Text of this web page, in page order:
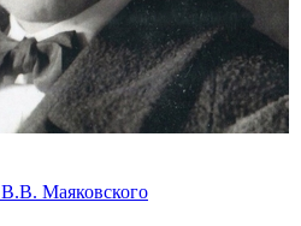
Маяковского